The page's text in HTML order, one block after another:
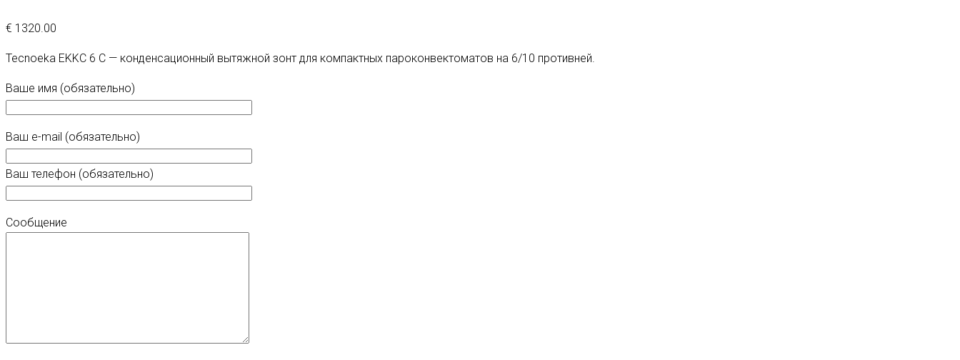
€ 1320.00
Tecnoeka EKKC 6 C — конденсационный вытяжной зонт для компактных пароконвектоматов на 6/10 противней.
Ваше имя (обязательно)
Ваш e-mail (обязательно)
Ваш телефон (обязательно)
Сообщение